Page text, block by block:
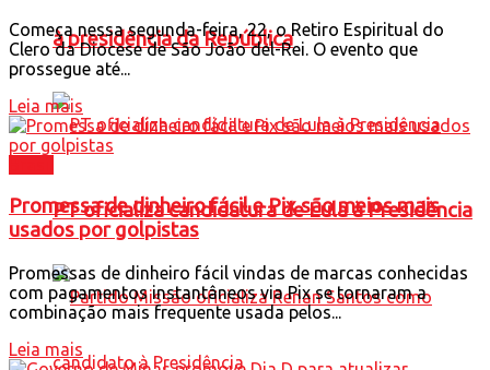
à presidência da República
PT oficializa candidatura de Lula à Presidência
Começa nessa segunda-feira, 22, o Retiro Espiritual do
Clero da Diocese de São João del-Rei. O evento que
prossegue até...
Leia mais
Promessa de dinheiro fácil e Pix são meios mais
usados por golpistas
Promessas de dinheiro fácil vindas de marcas conhecidas
com pagamentos instantâneos via Pix se tornaram a
combinação mais frequente usada pelos...
Leia mais